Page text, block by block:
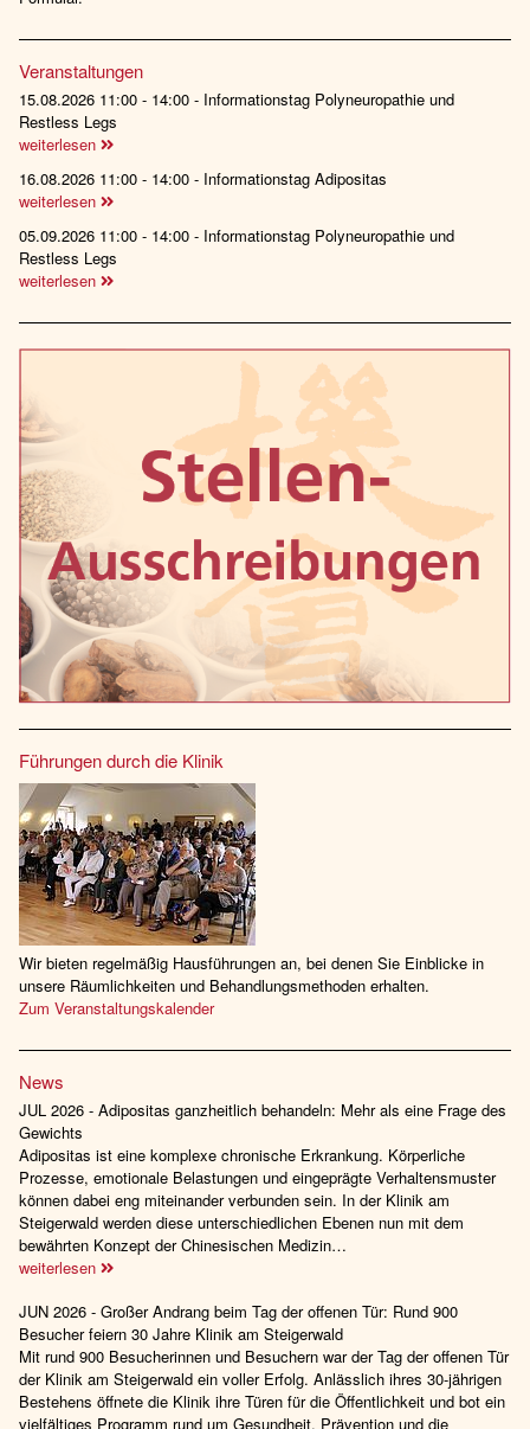
Veranstaltungen
15.08.2026 11:00 - 14:00 - Informationstag Polyneuropathie und
Restless Legs
weiterlesen
16.08.2026 11:00 - 14:00 - Informationstag Adipositas
weiterlesen
05.09.2026 11:00 - 14:00 - Informationstag Polyneuropathie und
Restless Legs
weiterlesen
Führungen durch die Klinik
Wir bieten regelmäßig Hausführungen an, bei denen Sie Einblicke in
unsere Räumlichkeiten und Behandlungsmethoden erhalten.
Zum Veranstaltungskalender
News
JUL 2026 - Adipositas ganzheitlich behandeln: Mehr als eine Frage des
Gewichts
Adipositas ist eine komplexe chronische Erkrankung. Körperliche
Prozesse, emotionale Belastungen und eingeprägte Verhaltensmuster
können dabei eng miteinander verbunden sein. In der Klinik am
Steigerwald werden diese unterschiedlichen Ebenen nun mit dem
bewährten Konzept der Chinesischen Medizin…
weiterlesen
JUN 2026 - Großer Andrang beim Tag der offenen Tür: Rund 900
Besucher feiern 30 Jahre Klinik am Steigerwald
Mit rund 900 Besucherinnen und Besuchern war der Tag der offenen Tür
der Klinik am Steigerwald ein voller Erfolg. Anlässlich ihres 30-jährigen
Bestehens öffnete die Klinik ihre Türen für die Öffentlichkeit und bot ein
vielfältiges Programm rund um Gesundheit, Prävention und die